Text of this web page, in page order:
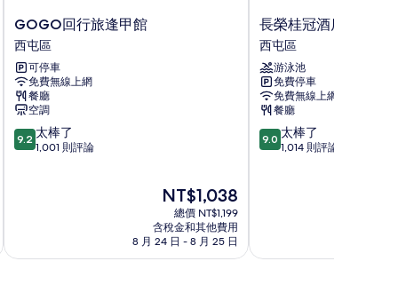
GOGO
回
行
旅
逢
甲
館
西
屯
GOGO回行旅逢甲館
西屯區
可停車
免費無線上網
餐廳
空調
9.2
分，
了，
9.2 太棒了
1,001 則評論
現
價
格
為
NT$1,038
總價 NT$1,199
含稅金和其他費用
8 月 24 日 - 8 月 25 日
長
榮
桂
冠
酒
店
(台
中)
西
長榮桂冠酒店 (台中)
西屯區
游泳池
免費停車
免費無線上網
餐廳
9.0
分，
了，
9.0 太棒了
1,014 則評論